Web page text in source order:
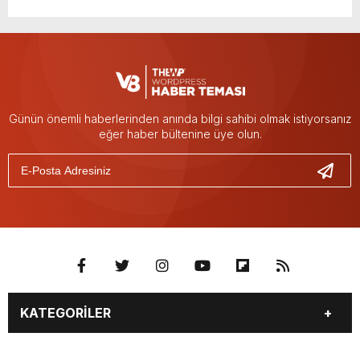
Günün önemli haberlerinden anında bilgi sahibi olmak istiyorsanız
eğer haber bültenine üye olun.
KATEGORİLER